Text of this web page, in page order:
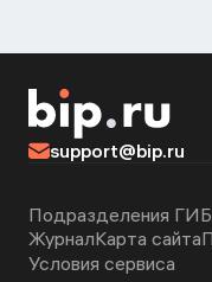
support@bip.ru
Подразделения
ЖурналКарта сайта
Условия сервиса